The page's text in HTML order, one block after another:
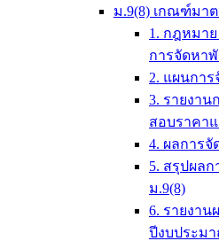
ม.9(8) เกณฑ์มา
1. กฎหมาย
การจัดหา
2. แผนกา
3. รายงาน
สอบราคา
4. ผลการ
5. สรุปผล
ม.9(8)
6. รายงา
ปีงบประม